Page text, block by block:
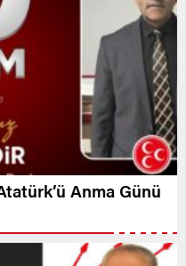
Anma Günü